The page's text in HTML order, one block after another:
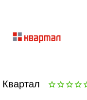
Квартал